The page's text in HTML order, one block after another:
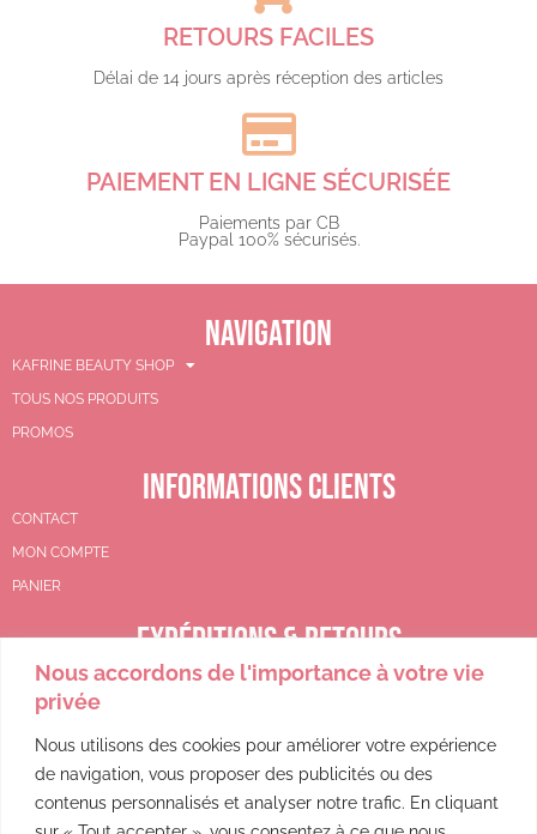
Nous accordons de l'importance à votre vie
privée
Nous utilisons des cookies pour améliorer votre expérience
de navigation, vous proposer des publicités ou des
contenus personnalisés et analyser notre trafic. En cliquant
RETOURS FACILES
Délai de 14 jours après réception des articles
PAIEMENT EN LIGNE SÉCURISÉE
Paiements par CB
Paypal 100% sécurisés.​
NAVIGATION
KAFRINE BEAUTY SHOP
TOUS NOS PRODUITS
PROMOS
INFORMATIONS CLIENTS
CONTACT
MON COMPTE
PANIER
EXPÉDITIONS & RETOURS
CGV
POLITIQUE DE REMBOURSEMENT
POLITIQUE DE CONFIDENTIALITÉ
MENTIONS LÉGALES